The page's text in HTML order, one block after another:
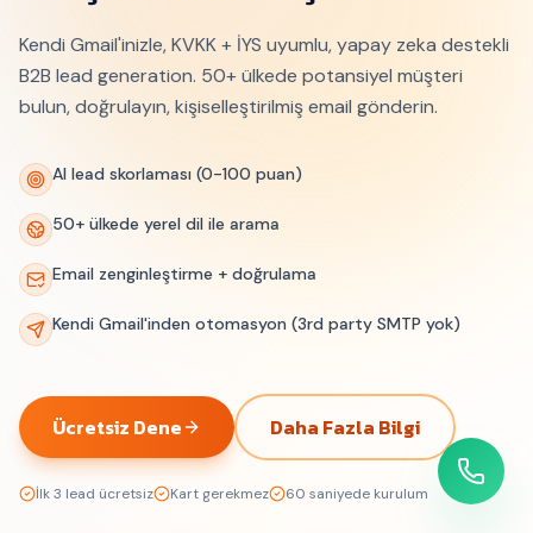
Kendi Gmail'inizle, KVKK + İYS uyumlu, yapay zeka destekli
B2B lead generation. 50+ ülkede potansiyel müşteri
bulun, doğrulayın, kişiselleştirilmiş email gönderin.
AI lead skorlaması (0-100 puan)
50+ ülkede yerel dil ile arama
Email zenginleştirme + doğrulama
Kendi Gmail'inden otomasyon (3rd party SMTP yok)
Ücretsiz Dene Daha Fazla Bilgi
İlk 3 lead ücretsiz Kart gerekmez 60 saniyede kurulum